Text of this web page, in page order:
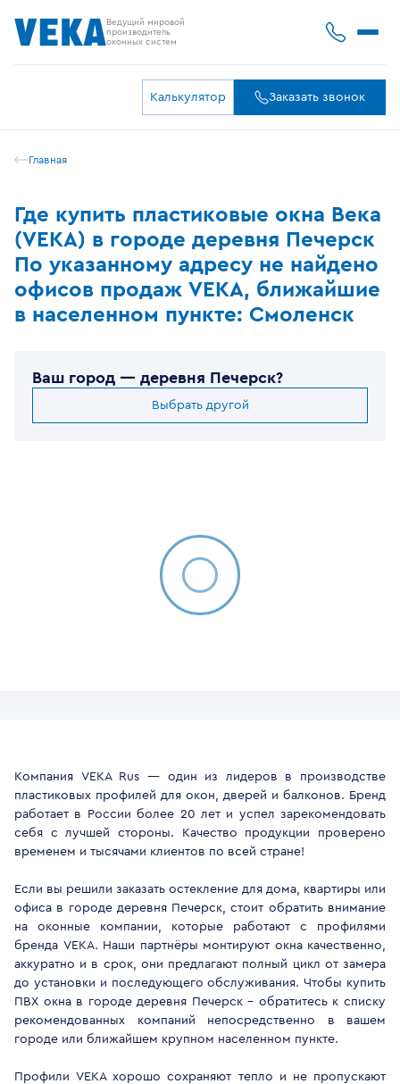
Ведущий мировой
производитель
оконных систем
Калькулятор Заказать звонок
Главная
Где купить пластиковые окна Века
(VEKA) в городе деревня Печерск
По указанному адресу не найдено
офисов продаж VEKA, ближайшие
в населенном пункте: Смоленск
Ваш город — деревня Печерск?
Выбрать другой
Компания VEKA Rus — один из лидеров в производстве
пластиковых профилей для окон, дверей и балконов. Бренд
работает в России более 20 лет и успел зарекомендовать
себя с лучшей стороны. Качество продукции проверено
временем и тысячами клиентов по всей стране!
Если вы решили заказать остекление для дома, квартиры или
офиса в городе деревня Печерск, стоит обратить внимание
на оконные компании, которые работают с профилями
бренда VEKA. Наши партнёры монтируют окна качественно,
аккуратно и в срок, они предлагают полный цикл от замера
до установки и последующего обслуживания. Чтобы купить
ПВХ окна в городе деревня Печерск - обратитесь к списку
рекомендованных компаний непосредственно в вашем
городе или ближайшем крупном населенном пункте.
Профили VEKA хорошо сохраняют тепло и не пропускают